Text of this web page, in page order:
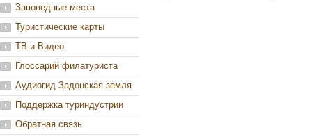
Заповедные места
Туристические карты
ТВ и Видео
Глоссарий филатуриста
Аудиогид Задонская земля
Поддержка туриндустрии
Обратная связь